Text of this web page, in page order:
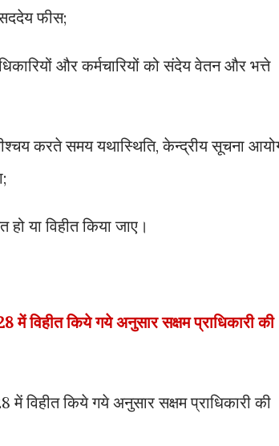
फीस;
और कर्मचारियों को संदेय वेतन और भत्ते
करते समय यथास्थिति, केन्द्रीय सूचना
या विहीत किया जाए।
में विहीत किये गये अनुसार सक्षम प्राधिकारी की
विहीत किये गये अनुसार सक्षम प्राधिकारी की